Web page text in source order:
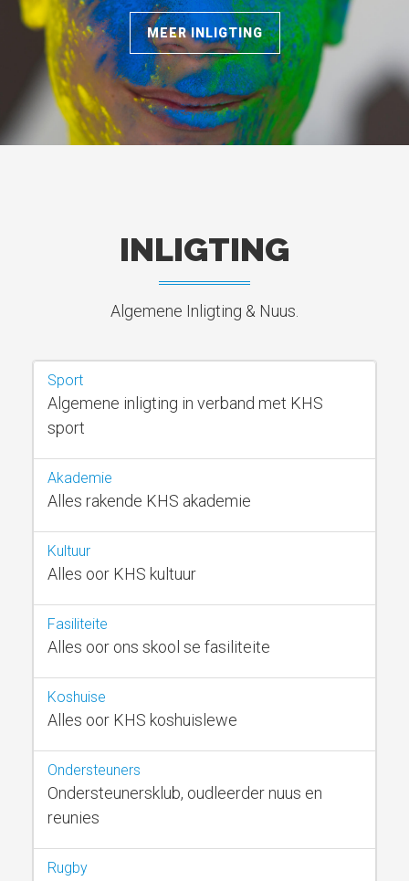
MEER INLIGTING
INLIGTING
Algemene Inligting & Nuus.
Sport
Algemene inligting in verband met KHS
sport
Akademie
Alles rakende KHS akademie
Kultuur
Alles oor KHS kultuur
Fasiliteite
Alles oor ons skool se fasiliteite
Koshuise
Alles oor KHS koshuislewe
Ondersteuners
Ondersteunersklub, oudleerder nuus en
reunies
Rugby